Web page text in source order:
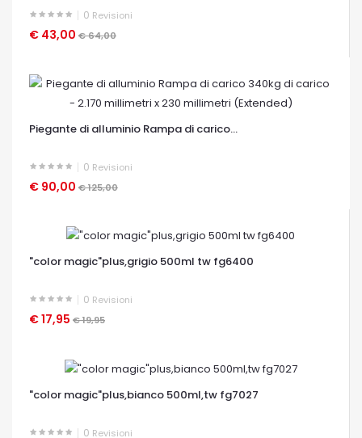
0 Revisioni
€ 43,00 € 64,00
OCCHIATA VELOCE
Piegante di alluminio Rampa di carico...
0 Revisioni
€ 90,00 € 125,00
OCCHIATA VELOCE
"color magic"plus,grigio 500ml tw fg6400
0 Revisioni
€ 17,95 € 19,95
OCCHIATA VELOCE
"color magic"plus,bianco 500ml,tw fg7027
0 Revisioni